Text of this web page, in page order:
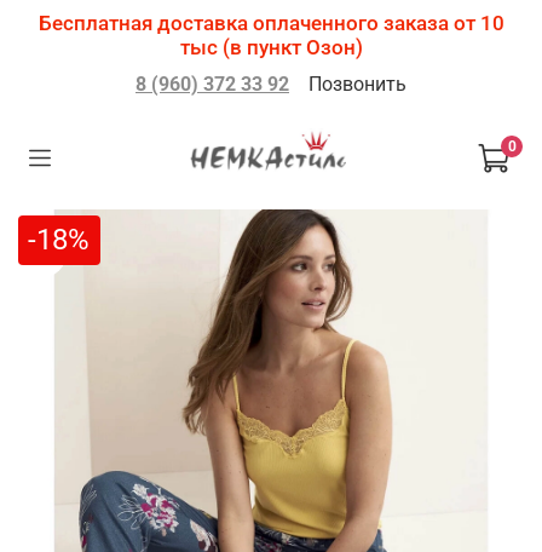
Бесплатная доставка оплаченного заказа от 10
тыс (в пункт Озон)
8 (960) 372 33 92 Позвонить
0
-18%